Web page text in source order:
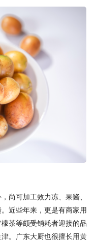
尚可加工效力冻、果酱、
近些年来，更是有商家用
茶等颇受销耗者迎接的品
。广东大厨也很擅长用黄